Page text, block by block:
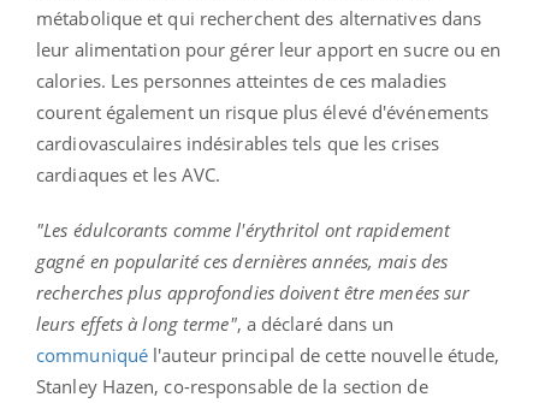
métabolique et qui recherchent des alternatives dans
leur alimentation pour gérer leur apport en sucre ou en
calories. Les personnes atteintes de ces maladies
courent également un risque plus élevé d'événements
cardiovasculaires indésirables tels que les crises
cardiaques et les AVC.
"Les édulcorants comme l'érythritol ont rapidement
gagné en popularité ces dernières années, mais des
recherches plus approfondies doivent être menées sur
leurs effets à long terme", a déclaré dans un
communiqué l'auteur principal de cette nouvelle étude,
Stanley Hazen, co-responsable de la section de